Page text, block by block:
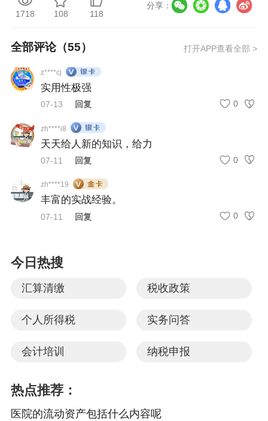
1718 108 118
分享：
全部评论（55） 打开APP查看全部 >
z****cj
实用性极强
07-13 回复 0
zh****i8
天天给人新的知识，给力
07-11 回复 0
zh****19
丰富的实战经验。
07-11 回复 0
今日热搜
汇算清缴 税收政策
个人所得税 实务问答
会计培训 纳税申报
热点推荐：
医院的流动资产包括什么内容呢